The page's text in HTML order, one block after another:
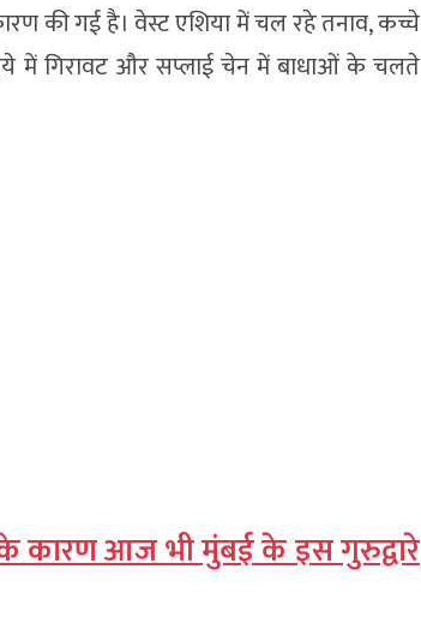
की गई है। वेस्ट एशिया में चल रहे तनाव, कच्चे
में गिरावट और सप्लाई चेन में बाधाओं के चलते
कारण आज भी मुंबई के इस गुरुद्वारे